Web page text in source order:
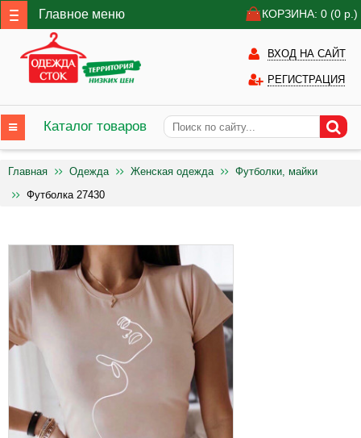
Главное меню КОРЗИНА: 0 (0 р.)
ВХОД НА САЙТ
РЕГИСТРАЦИЯ
Каталог товаров
Главная Одежда Женская одежда
Футболки, майки
Футболка 27430